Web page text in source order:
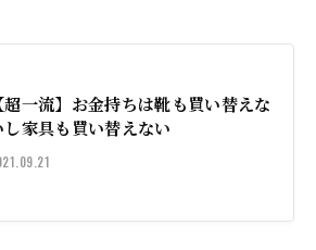
超一流】お金持ちは靴も買い替えな
し家具も買い替えない